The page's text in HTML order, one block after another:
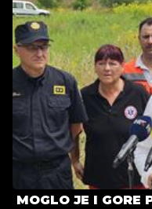
MOGLO JE I GORE